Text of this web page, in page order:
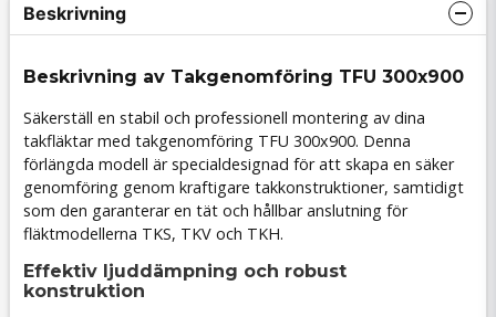
Beskrivning
Beskrivning av Takgenomföring TFU 300x900
Säkerställ en stabil och professionell montering av dina
takfläktar med takgenomföring TFU 300x900. Denna
förlängda modell är specialdesignad för att skapa en säker
genomföring genom kraftigare takkonstruktioner, samtidigt
som den garanterar en tät och hållbar anslutning för
fläktmodellerna TKS, TKV och TKH.
Effektiv ljuddämpning och robust
konstruktion